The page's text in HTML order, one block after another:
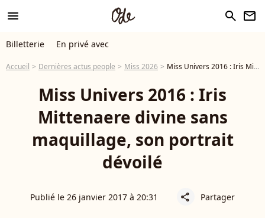
menu search newsletter
Billetterie En privé avec
Accueil Dernières actus people Miss 2026 Miss Univers 2016 : Iris Mittenaere divine sans maquillage, son portrait dévoilé
Miss Univers 2016 : Iris
Mittenaere divine sans
maquillage, son portrait
dévoilé
Publié le 26 janvier 2017 à 20:31 share Partager